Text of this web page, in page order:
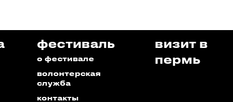
фестиваль
о фестивале
волонтерская
служба
контакты
визит в
пермь